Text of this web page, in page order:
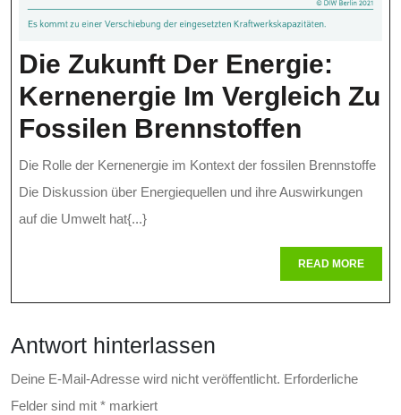
Die Zukunft Der Energie:
Kernenergie Im Vergleich Zu
Fossilen Brennstoffen
Zukunft
Der
Im
Die Rolle der Kernenergie im Kontext der fossilen Brennstoffe
Die Diskussion über Energiequellen und ihre Auswirkungen
auf die Umwelt hat{...}
READ MOREREAD
MORE
Antwort hinterlassen
Deine E-Mail-Adresse wird nicht veröffentlicht. Erforderliche
Felder sind mit * markiert